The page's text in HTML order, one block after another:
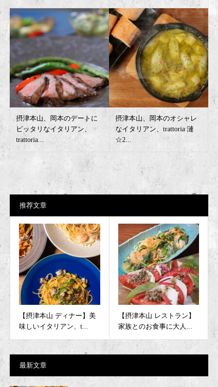
摂津本山、岡本のデートに
ピッタリなイタリアン、
trattoria...
摂津本山、岡本のオシャレ
なイタリアン、trattoria 漣
☆2...
推荐文章
【摂津本山 ディナー】美
味しいイタリアン、t...
【摂津本山 レストラン】
家族とのお食事に大人...
最新文章